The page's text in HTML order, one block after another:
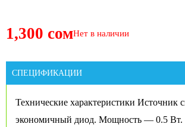
1,300 сомНет в наличии
СПЕЦИФИКАЦИИ
Технические характеристики Источник
экономичный диод. Мощность — 0.5 Вт.